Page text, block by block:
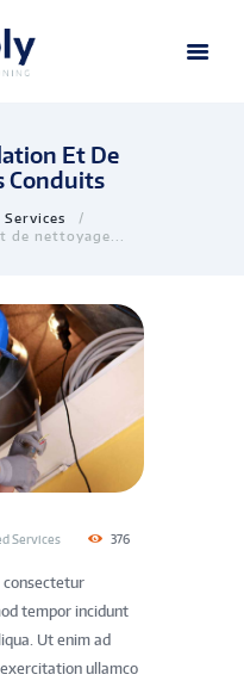
Et De
Conduits
de nettoyage...
Services 376
consectetur
tempor incidunt
Ut enim ad
ullamco